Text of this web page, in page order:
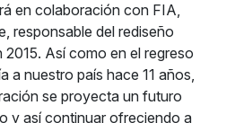
en colaboración con FIA,
responsable del rediseño
Así como en el regreso
a nuestro país hace 11 años,
se proyecta un futuro
y así continuar ofreciendo a